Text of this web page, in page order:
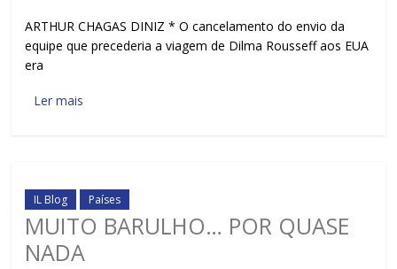
ARTHUR CHAGAS DINIZ * O cancelamento do envio da
equipe que precederia a viagem de Dilma Rousseff aos EUA
era
Ler mais
IL Blog Países
MUITO BARULHO… POR QUASE
NADA